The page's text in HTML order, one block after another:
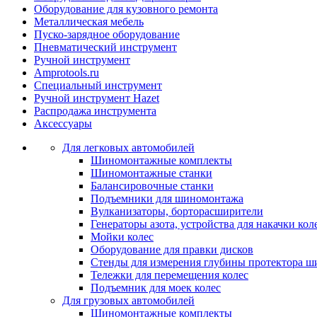
Оборудование для кузовного ремонта
Металлическая мебель
Пуско-зарядное оборудование
Пневматический инструмент
Ручной инструмент
Amprotools.ru
Специальный инструмент
Ручной инструмент Hazet
Распродажа инструмента
Аксессуары
Для легковых автомобилей
Шиномонтажные комплекты
Шиномонтажные станки
Балансировочные станки
Подъемники для шиномонтажа
Вулканизаторы, борторасширители
Генераторы азота, устройства для накачки
Мойки колес
Оборудование для правки дисков
Стенды для измерения глубины протектора
Тележки для перемещения колес
Подъемник для моек колеc
Для грузовых автомобилей
Шиномонтажные комплекты